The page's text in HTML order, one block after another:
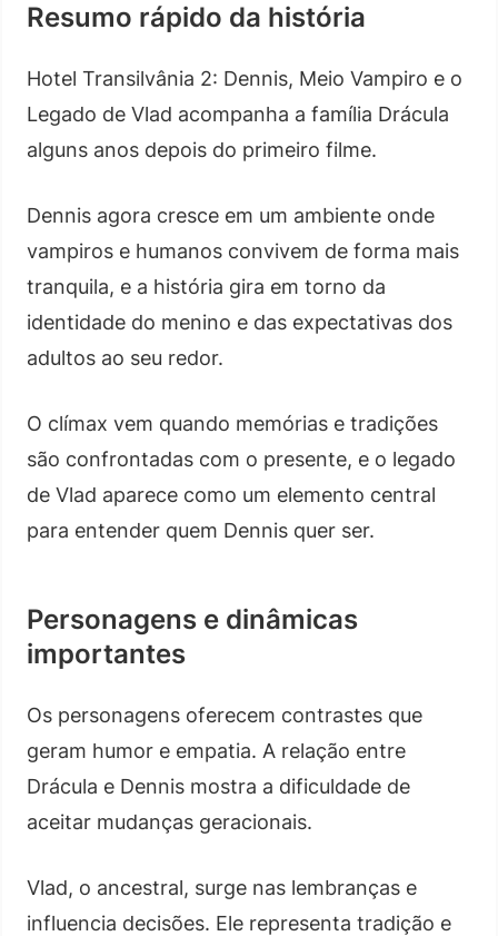
Resumo rápido da história
Hotel Transilvânia 2: Dennis, Meio Vampiro e o
Legado de Vlad acompanha a família Drácula
alguns anos depois do primeiro filme.
Dennis agora cresce em um ambiente onde
vampiros e humanos convivem de forma mais
tranquila, e a história gira em torno da
identidade do menino e das expectativas dos
adultos ao seu redor.
O clímax vem quando memórias e tradições
são confrontadas com o presente, e o legado
de Vlad aparece como um elemento central
para entender quem Dennis quer ser.
Personagens e dinâmicas
importantes
Os personagens oferecem contrastes que
geram humor e empatia. A relação entre
Drácula e Dennis mostra a dificuldade de
aceitar mudanças geracionais.
Vlad, o ancestral, surge nas lembranças e
influencia decisões. Ele representa tradição e